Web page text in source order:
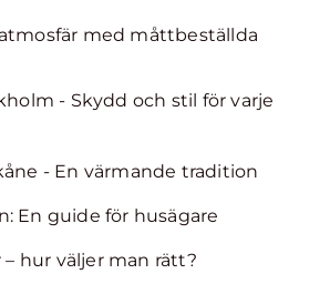
med måttbeställda
- Skydd och stil för varje
- En värmande tradition
En guide för husägare
hur väljer man rätt?